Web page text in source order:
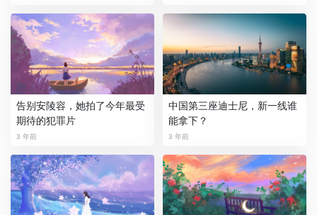
告别安陵容，她拍了今年最受
期待的犯罪片
3 年前
中国第三座迪士尼，新一线谁
能拿下？
3 年前